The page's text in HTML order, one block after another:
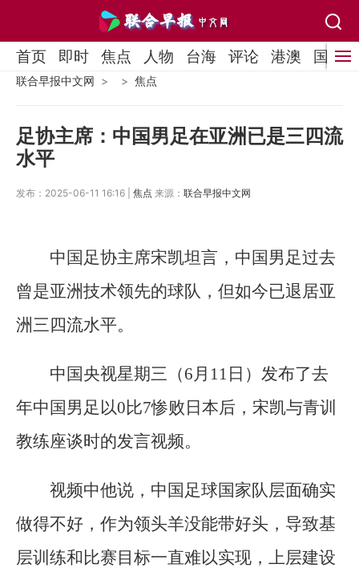
首页 即时 焦点 人物 台海 评论 港澳 国际
联合早报中文网 焦点
足协主席：中国男足在亚洲已是三四流
水平
发布：2025-06-11 16:16 | 焦点 来源： 联合早报中文网
中国足协主席宋凯坦言，中国男足过去
曾是亚洲技术领先的球队，但如今已退居亚
洲三四流水平。
中国央视星期三（6月11日）发布了去
年中国男足以0比7惨败日本后，宋凯与青训
教练座谈时的发言视频。
视频中他说，中国足球国家队层面确实
做得不好，作为领头羊没能带好头，导致基
层训练和比赛目标一直难以实现，上层建设